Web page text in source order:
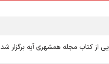
از کتاب مجله همشهری آیه برگزار شد